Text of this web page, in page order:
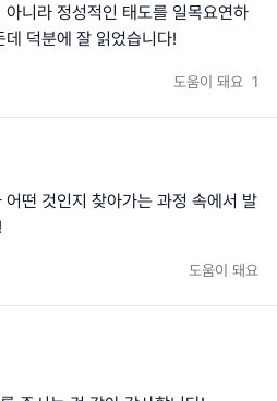
니라 정성적인 태도를 일목요연하
덕분에 잘 읽었습니다!
도움이 돼요 1
떤 것인지 찾아가는 과정 속에서 발
도움이 돼요